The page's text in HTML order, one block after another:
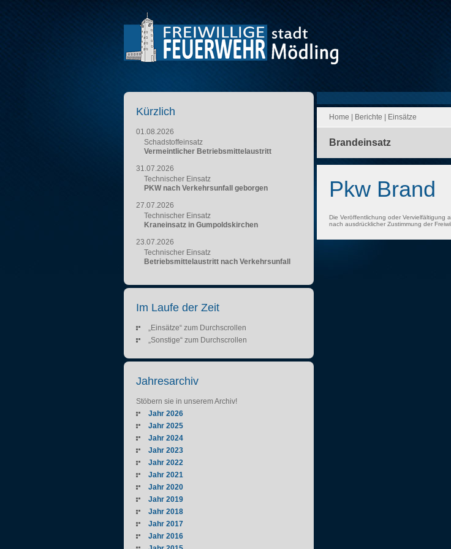
Home Berichte Einsätze
Brandeinsatz
Pkw Brand
Die Veröffentlichung oder Vervielfältigung
nach ausdrücklicher Zustimmung der
Kürzlich
01.08.2026
Schadstoffeinsatz
Vermeintlicher Betriebsmittelaustritt
31.07.2026
Technischer Einsatz
PKW nach Verkehrsunfall geborgen
27.07.2026
Technischer Einsatz
Kraneinsatz in Gumpoldskirchen
23.07.2026
Technischer Einsatz
Betriebsmittelaustritt nach Verkehrsunfall
Im Laufe der Zeit
„Einsätze“ zum Durchscrollen
„Sonstige“ zum Durchscrollen
Jahresarchiv
Stöbern sie in unserem Archiv!
Jahr 2026
Jahr 2025
Jahr 2024
Jahr 2023
Jahr 2022
Jahr 2021
Jahr 2020
Jahr 2019
Jahr 2018
Jahr 2017
Jahr 2016